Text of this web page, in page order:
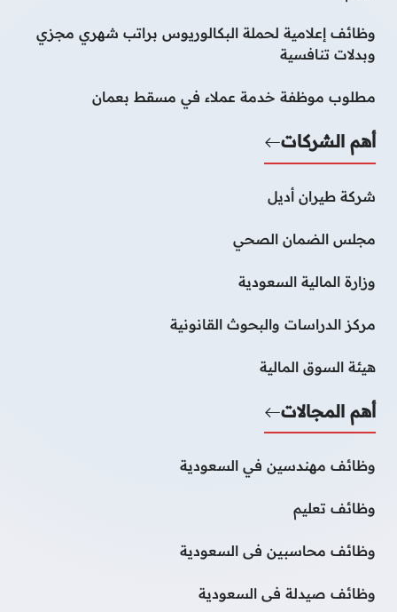
وظائف إعلامية لحملة البكالوريوس براتب شهري مجزي
وبدلات تنافسية
مطلوب موظفة خدمة عملاء في مسقط بعمان
أهم الشركات
شركة طيران أديل
مجلس الضمان الصحي
وزارة المالية السعودية
مركز الدراسات والبحوث القانونية
هيئة السوق المالية
أهم المجالات
وظائف مهندسين في السعودية
وظائف تعليم
وظائف محاسبين فى السعودية
وظائف صيدلة فى السعودية